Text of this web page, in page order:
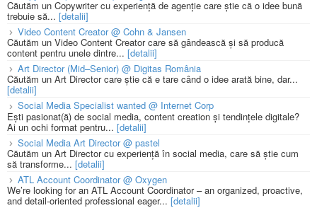
Căutăm un Copywriter cu experiență de agenție care știe că o idee bună
trebuie să... [detalii]
Video Content Creator @ Cohn & Jansen
Căutăm un Video Content Creator care să gândească și să producă
content pentru unele dintre... [detalii]
Art Director (Mid–Senior) @ Digitas România
Căutăm un Art Director care știe că e tare când o idee arată bine, dar...
[detalii]
Social Media Specialist wanted @ Internet Corp
Ești pasionat(ă) de social media, content creation și tendințele digitale?
Ai un ochi format pentru... [detalii]
Social Media Art Director @ pastel
Căutăm un Art Director cu experiență în social media, care să știe cum
să transforme... [detalii]
ATL Account Coordinator @ Oxygen
We’re looking for an ATL Account Coordinator – an organized, proactive,
and detail-oriented professional eager... [detalii]